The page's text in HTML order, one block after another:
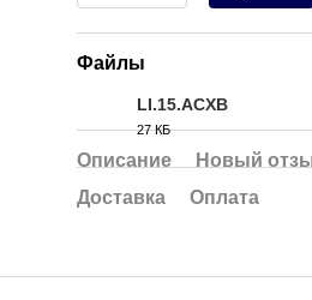
Файлы
LI.15.ACXB
27 КБ
Описание
Новый
Доставка
Оплата